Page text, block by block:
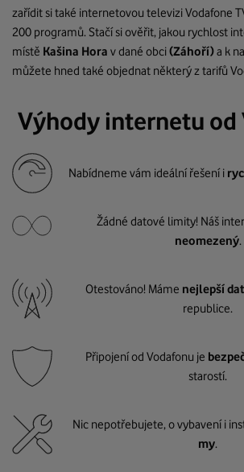
zařídit si také internetovou televizi Vodafone
200 programů. Stačí si ověřit, jakou rychlost
místě Kašina Hora v dané obci(Záhoří)a k
můžete hned také objednat některý z tarifů
Výhody internetu od
Nabídneme vám ideální řešení i
Žádné datové limity! Náš
neomezený.
Otestováno! Máme nejlepší
republice.
Připojení od Vodafonu je
starostí.
Nic nepotřebujete, o vybavení i
my.